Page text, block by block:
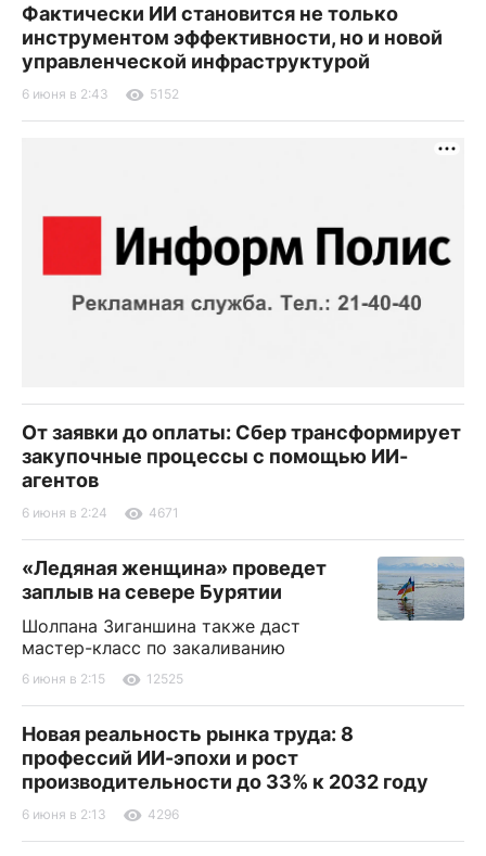
Фактически ИИ становится не только
инструментом эффективности, но и новой
управленческой инфраструктурой
6 июня в 2:43 5152
От заявки до оплаты: Сбер трансформирует
закупочные процессы с помощью ИИ-
агентов
6 июня в 2:24 4671
«Ледяная женщина» проведет
заплыв на севере Бурятии
Шолпана Зиганшина также даст
мастер-класс по закаливанию
6 июня в 2:15 12525
Новая реальность рынка труда: 8
профессий ИИ-эпохи и рост
производительности до 33% к 2032 году
6 июня в 2:13 4296